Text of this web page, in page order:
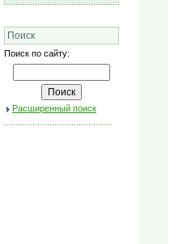
Поиск
Поиск по сайту:
Расширенный поиск